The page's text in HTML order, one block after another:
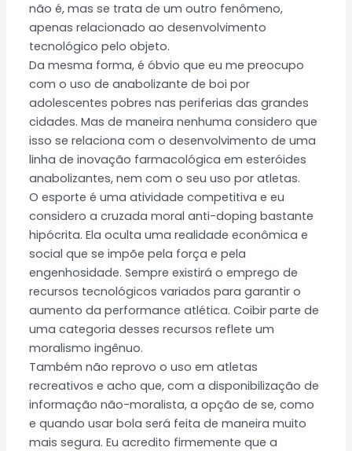
não é, mas se trata de um outro fenômeno,
apenas relacionado ao desenvolvimento
tecnológico pelo objeto.
Da mesma forma, é óbvio que eu me preocupo
com o uso de anabolizante de boi por
adolescentes pobres nas periferias das grandes
cidades. Mas de maneira nenhuma considero que
isso se relaciona com o desenvolvimento de uma
linha de inovação farmacológica em esteróides
anabolizantes, nem com o seu uso por atletas.
O esporte é uma atividade competitiva e eu
considero a cruzada moral anti-doping bastante
hipócrita. Ela oculta uma realidade econômica e
social que se impõe pela força e pela
engenhosidade. Sempre existirá o emprego de
recursos tecnológicos variados para garantir o
aumento da performance atlética. Coibir parte de
uma categoria desses recursos reflete um
moralismo ingênuo.
Também não reprovo o uso em atletas
recreativos e acho que, com a disponibilização de
informação não-moralista, a opção de se, como
e quando usar bola será feita de maneira muito
mais segura. Eu acredito firmemente que a